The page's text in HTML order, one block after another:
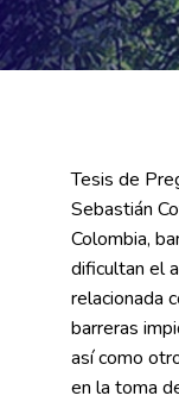
Tesis de
Sebastián
Colombia,
dificultan el
relacionada
barreras
así como
en la toma